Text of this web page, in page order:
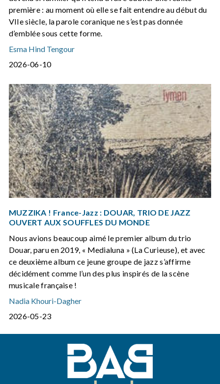
première : au moment où elle se fait entendre au début du
VIIe siècle, la parole coranique ne s’est pas donnée
d’emblée sous cette forme.
Esma Hind Tengour
2026-06-10
MUZZIKA ! France-Jazz : DOUAR, TRIO DE JAZZ
OUVERT AUX SOUFFLES DU MONDE
Nous avions beaucoup aimé le premier album du trio
Douar, paru en 2019, « Medialuna » (La Curieuse), et avec
ce deuxième album ce jeune groupe de jazz s’affirme
décidément comme l’un des plus inspirés de la scène
musicale française !
Nadia Khouri-Dagher
2026-05-23